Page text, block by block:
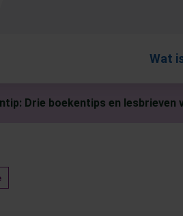
Wat
beschikbaar zijn, gebruik de
Drie boekentips en lesbrieven